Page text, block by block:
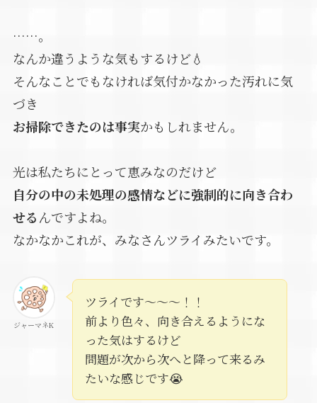
……。
なんか違うような気もするけど💧
そんなことでもなければ気付かなかった汚れに気
づき
お掃除できたのは事実かもしれません。
光は私たちにとって恵みなのだけど
自分の中の未処理の感情などに強制的に向き合わ
せるんですよね。
なかなかこれが、みなさんツライみたいです。
ジャーマネK
ツライです～～～！！
前より色々、向き合えるようにな
った気はするけど
問題が次から次へと降って来るみ
たいな感じです😭